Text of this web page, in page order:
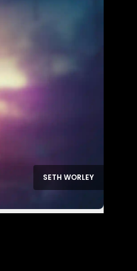
SETH WORLEY